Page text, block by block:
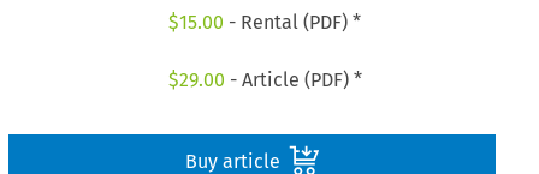
$15.00 - Rental (PDF) *
$29.00 - Article (PDF) *
Buy article